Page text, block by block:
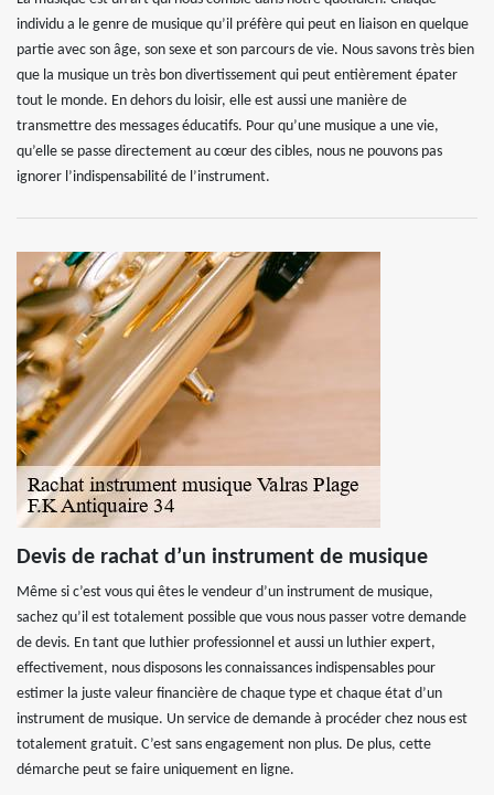
individu a le genre de musique qu’il préfère qui peut en liaison en quelque
partie avec son âge, son sexe et son parcours de vie. Nous savons très bien
que la musique un très bon divertissement qui peut entièrement épater
tout le monde. En dehors du loisir, elle est aussi une manière de
transmettre des messages éducatifs. Pour qu’une musique a une vie,
qu’elle se passe directement au cœur des cibles, nous ne pouvons pas
ignorer l’indispensabilité de l’instrument.
Devis de rachat d’un instrument de musique
Même si c’est vous qui êtes le vendeur d’un instrument de musique,
sachez qu’il est totalement possible que vous nous passer votre demande
de devis. En tant que luthier professionnel et aussi un luthier expert,
effectivement, nous disposons les connaissances indispensables pour
estimer la juste valeur financière de chaque type et chaque état d’un
instrument de musique. Un service de demande à procéder chez nous est
totalement gratuit. C’est sans engagement non plus. De plus, cette
démarche peut se faire uniquement en ligne.